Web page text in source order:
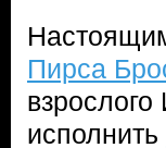
Пирса
исполнить